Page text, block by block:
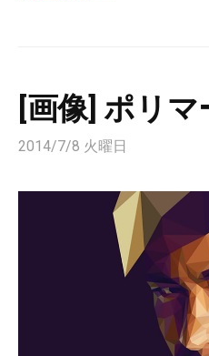
[画像] ポリ
2014/7/8 火曜日